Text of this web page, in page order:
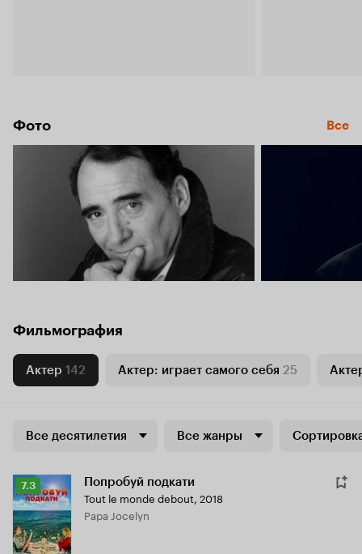
Фото Все
Фильмография
Актер 142 Актер: играет самого себя 25
Все десятилетия Все жанры
Рейтинг
Кинопоиска
7.3
7.3 Попробуй подкати
Tout le monde debout, 2018
Papa Jocelyn